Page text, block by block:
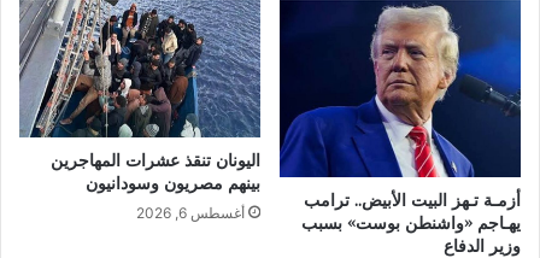
أزمـة تـهز البيت الأبيض.. ترامب
يهـاجم «واشنطن بوست» بسبب
وزير الدفاع
اليونان تنقذ عشرات المهاجرين
بينهم مصريون وسودانيون
أغسطس 6, 2026